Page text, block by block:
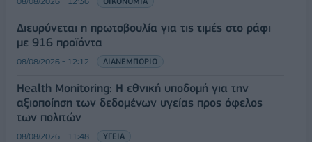
Διευρύνεται η πρωτοβουλία για τις τιμές στο ράφι
με 916 προϊόντα
08/08/2026 - 12:12 ΛΙΑΝΕΜΠΟΡΙΟ
Health Monitoring: Η εθνική υποδομή για την
αξιοποίηση των δεδομένων υγείας προς όφελος
των πολιτών
08/08/2026 - 11:48 ΥΓΕΙΑ